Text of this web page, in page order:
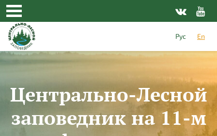
Skip to main content
Рус
En
Центрально-Лесной
заповедник на 11-м